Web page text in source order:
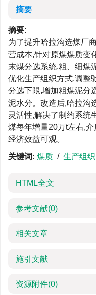
摘要
摘要:
为了提升哈拉沟选煤厂
营成本,针对原煤煤质变
末煤分选系统,粗、细煤
优化生产组织方式,调整
分选下限,增加粗煤泥分
泥水分。改造后,哈拉沟
灵活性,解决了制约系统
煤每年增量20万t左右,
经济效益可观。
关键词: 煤质 / 生产组织
HTML全文
参考文献(0)
相关文章
施引文献
资源附件(0)